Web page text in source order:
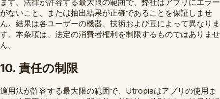
ます。法律が許容する最大限の範囲で、弊社はアプリにエラー
がないこと、または抽出結果が正確であることを保証しませ
ん。結果は各ユーザーの機器、技術および豆によって異なりま
す。本条項は、法定の消費者権利を制限するものではありませ
ん。
10. 責任の制限
適用法が許容する最大限の範囲で、Utropiaはアプリの使用ま